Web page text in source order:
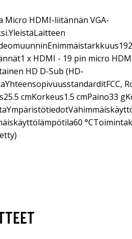
Micro HDMI-liitännän VGA-
x HDMI - 19 pin micro
HD D-Sub (HD-
cmKorkeus1.5 cmPaino33